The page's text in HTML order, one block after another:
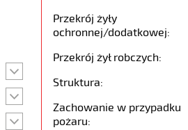
Przekrój żyły
ochronnej/dodatkowej:
Przekrój żył robczych:
Struktura:
Zachowanie w przypadku
pożaru: